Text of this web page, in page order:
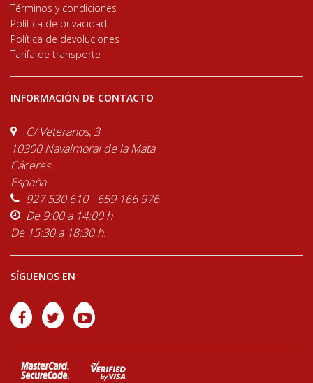
Términos y condiciones
Política de privacidad
Política de devoluciones
Tarifa de transporte
INFORMACIÓN DE CONTACTO
C/ Veteranos, 3
10300 Navalmoral de la Mata
Cáceres
España
927 530 610 - 659 166 976
De 9:00 a 14:00 h
De 15:30 a 18:30 h.
SÍGUENOS EN